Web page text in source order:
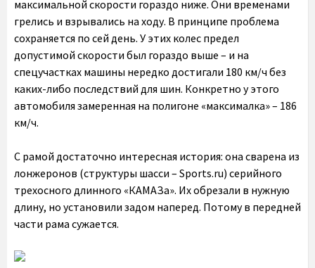
максимальной скорости гораздо ниже. Они временами
грелись и взрывались на ходу. В принципе проблема
сохраняется по сей день. У этих колес предел
допустимой скорости был гораздо выше – и на
спецучастках машины нередко достигали 180 км/ч без
каких-либо последствий для шин. Конкретно у этого
автомобиля замеренная на полигоне «максималка» – 186
км/ч.
С рамой достаточно интересная история: она сварена из
лонжеронов (структуры шасси – Sports.ru) серийного
трехосного длинного «КАМАЗа». Их обрезали в нужную
длину, но установили задом наперед. Потому в передней
части рама сужается.